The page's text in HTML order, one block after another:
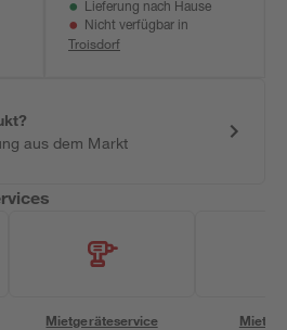
x 209 x 242,5 cm
Lieferung nach Hause
Nicht verfügbar in
Troisdorf
aus dem Markt
Mietgeräteservice